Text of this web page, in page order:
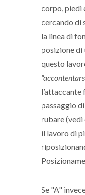
corpo, piedi
cercando di
la linea di
posizione di
questo
l’attaccante
passaggio
rubare (vedi
il lavoro di
Se "A"